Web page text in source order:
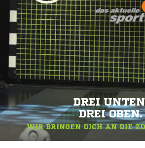
DREI
DREI OBEN.
WIR BRINGEN DICH AN DIE